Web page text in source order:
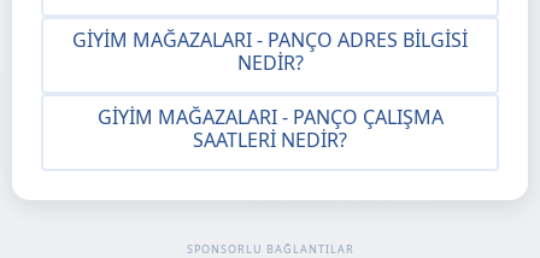
GIYIM MAĞAZALARI - PANÇO ADRES BILGISI
NEDIR?
GIYIM MAĞAZALARI - PANÇO ÇALIŞMA
SAATLERI NEDIR?
SPONSORLU BAĞLANTILAR